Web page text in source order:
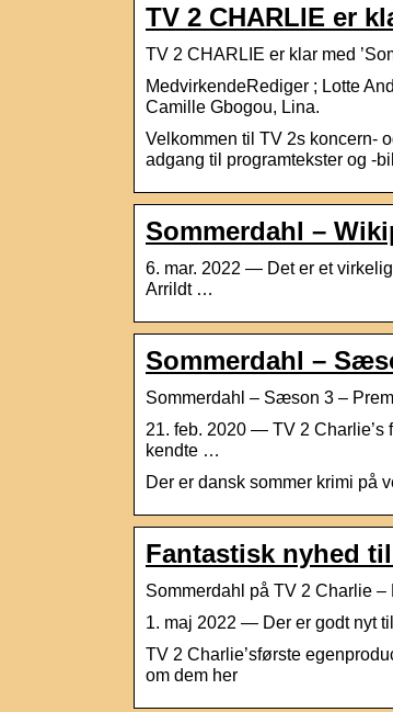
TV 2 CHARLIE er
TV 2 CHARLIE er klar med
MedvirkendeRediger ; Lotte
Camille Gbogou, Lina.
Velkommen til TV 2s koncern-
adgang til programtekster og -
Sommerdahl –
6. mar. 2022 — Det er et
Arrildt …
Sommerdahl –
Sommerdahl – Sæson 3 –
21. feb. 2020 — TV 2 Charlie’s
kendte …
Der er dansk sommer krimi på
Fantastisk nyhed
Sommerdahl på TV 2 Charlie
1. maj 2022 — Der er godt nyt
TV 2 Charlie’sførste
om dem her